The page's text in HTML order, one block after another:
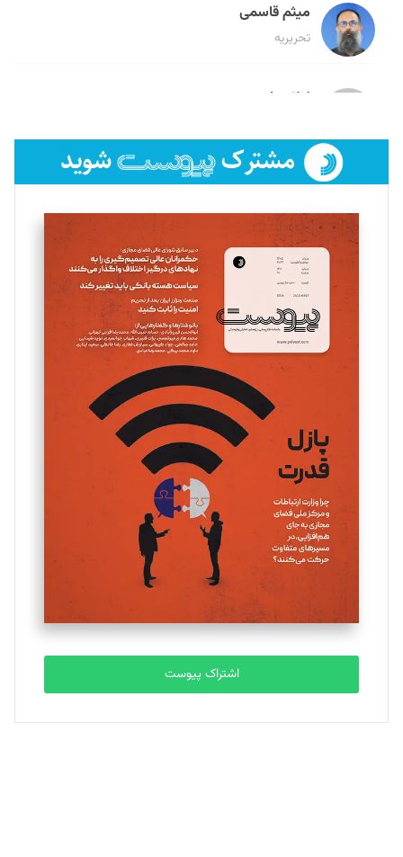
میثم قاسمی
تحریریه
لیلا حنارود
فائزه فتحی رستمی
تحریریه
سروش کرمیان
تحریریه
مینا پاکدل
یسنا امان‌پور
تحریریه
ملینا جعفری
تحریریه
مصطفی مسجدی آرانی
تحریریه
بابک نقاش
تحریریه
اشتراک پیوست